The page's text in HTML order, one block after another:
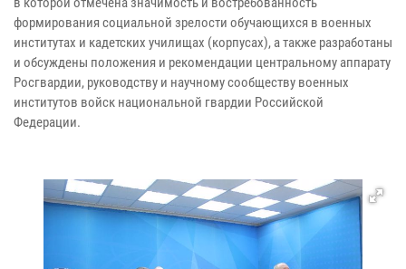
формирования социальной зрелости обучающихся в военных
институтах и кадетских училищах (корпусах), а также разработаны
и обсуждены положения и рекомендации центральному аппарату
Росгвардии, руководству и научному сообществу военных
институтов войск национальной гвардии Российской
Федерации.